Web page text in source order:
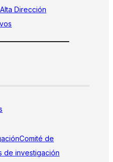
Alta Dirección
Comité de
de investigación